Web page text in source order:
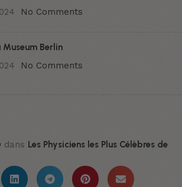
No Comments
Museum Berlin
No Comments
dans Les Physiciens les Plus Célèbres de